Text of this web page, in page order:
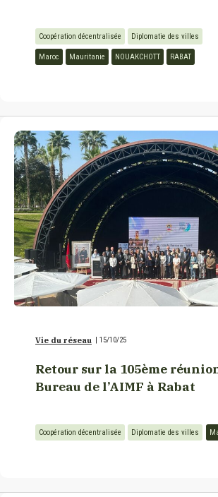
Coopération décentralisée Diplomatie des villes
Maroc Mauritanie NOUAKCHOTT RABAT
Vie du réseau 15/10/25
Retour sur la 105ème
Bureau de l’AIMF à Rabat
Coopération décentralisée Diplomatie des villes